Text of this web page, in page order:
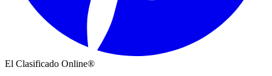
El Clasificado Online®